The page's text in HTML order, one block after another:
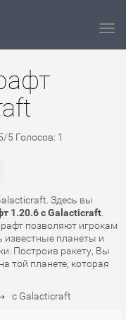
/5 Голосов: 1
Здесь вы
1.20.6 с Galacticraft
позволяют игрокам
планеты и
Построив ракету, Вы
той планете, которая
с Galacticraft